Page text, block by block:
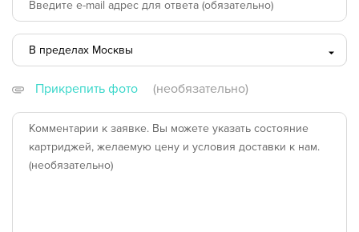
В пределах Москвы
В пределах Москвы
за пределами МКАД
другой город
Прикрепить фото (необязательно)